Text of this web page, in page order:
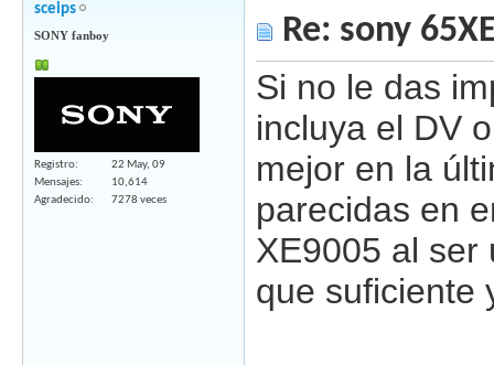
sceips
SONY fanboy
Registro
22 May, 09
Mensajes
10,614
Agradecido
7278 veces
Re: sony
Si no le das
incluya el DV
mejor en la
parecidas en
XE9005 al ser
que suficiente